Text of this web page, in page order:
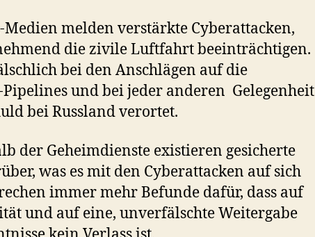
melden verstärkte Cyberattacken,
die zivile Luftfahrt beeinträchtigen.
bei den Anschlägen auf die
und bei jeder anderen Gelegenheit
bei Russland verortet.
der Geheimdienste existieren gesicherte
was es mit den Cyberattacken auf sich
immer mehr Befunde dafür, dass auf
und auf eine, unverfälschte Weitergabe